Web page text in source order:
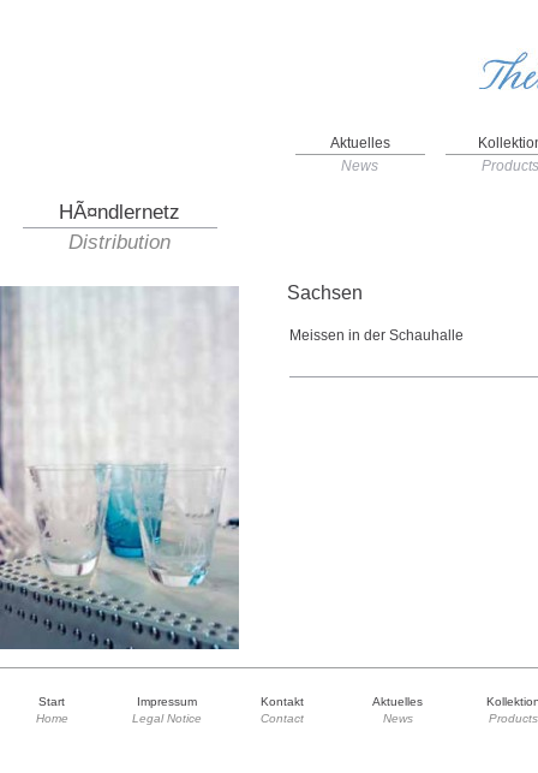
Aktuelles
News
Products
HÃ¤ndlernetz
Distribution
Sachsen
Meissen in der Schauhalle
Start Impressum Kontakt Aktuelles
Home
Legal Notice Contact News Products